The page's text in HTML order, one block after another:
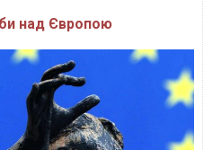
над Європою